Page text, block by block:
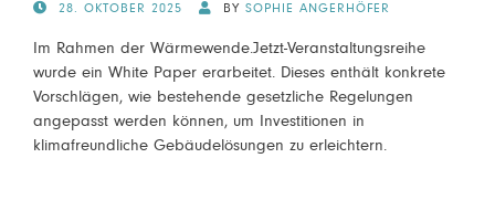
POSTED28. OKTOBER 2025 BY SOPHIE ANGERHÖFER
Im Rahmen der Wärmewende.Jetzt-Veranstaltungsreihe
wurde ein White Paper erarbeitet. Dieses enthält konkrete
Vorschlägen, wie bestehende gesetzliche Regelungen
angepasst werden können, um Investitionen in
klimafreundliche Gebäudelösungen zu erleichtern.